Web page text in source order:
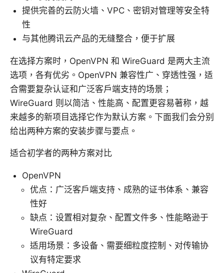
提供完善的云防火墙、VPC、密钥对管理等安全特
性
与其他腾讯云产品的无缝整合，便于扩展
在选择方案时，OpenVPN 和 WireGuard 是两大主流
选项，各有优劣。OpenVPN 兼容性广、穿透性强，适
合需要复杂认证和广泛客户端支持的场景；
WireGuard 则以简洁、性能高、配置更容易著称，越
来越多的新项目选择它作为默认方案。下面我们会分别
给出两种方案的安装步骤与要点。
适合初学者的两种方案对比
OpenVPN
优点：广泛客户端支持、成熟的证书体系、兼容
性好
缺点：设置相对复杂、配置文件多、性能略逊于
WireGuard
适用场景：多设备、需要细粒度控制、对传输协
议有特定要求